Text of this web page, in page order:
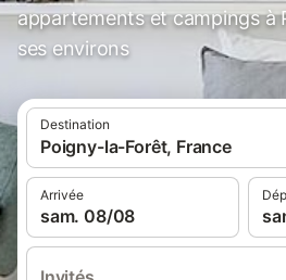
appartements et campings à
ses environs
Destination
Poigny-la-Forêt, France
Arrivée
sam. 08/08